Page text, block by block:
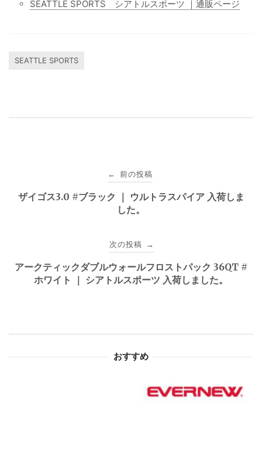
SEATTLE SPORTS シアトルスポーツ ｜通販ページ
SEATTLE SPORTS
稿
ゲ
← 前の投稿
ザイゴス3.0 #ブラック ｜ ウルトラスパイア 入荷しま
した。
次の投稿 →
アークティックダブルウォールフロストパック 36QT #
ホワイト ｜ シアトルスポーツ 入荷しました。
おすすめ